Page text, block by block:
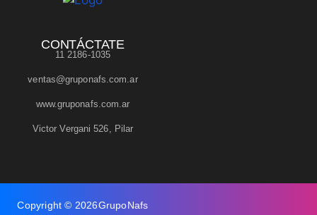
CONTÁCTATE
11 2186-1035
ventas@gruponafs.com.ar
www.gruponafs.com.ar
Victor Vergani 526, Pilar
Copyright © 2026GrupoNafs